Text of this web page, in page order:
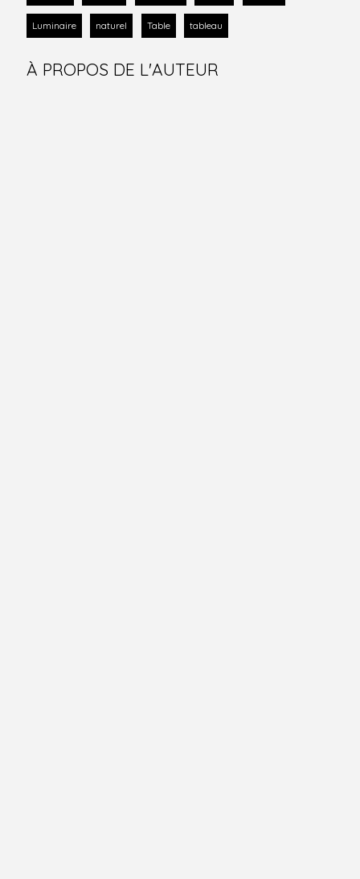
Luminaire naturel Table tableau
À PROPOS DE L'AUTEUR